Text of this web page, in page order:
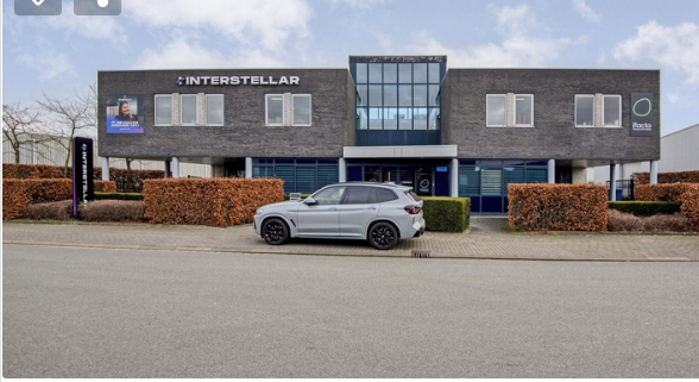
Waarom
adverteren
Premium
adverteren
Blog
Registreren
Login